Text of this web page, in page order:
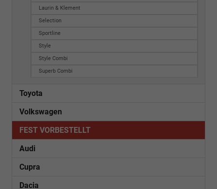
Laurin & Klement
Selection
Sportline
Style
Style Combi
Superb Combi
Toyota
Volkswagen
FEST VORBESTELLT
Audi
Cupra
Dacia